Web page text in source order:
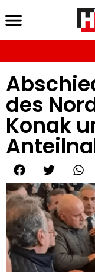
des
Konak